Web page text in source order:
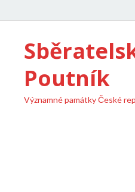
Poutník
Významné památky České